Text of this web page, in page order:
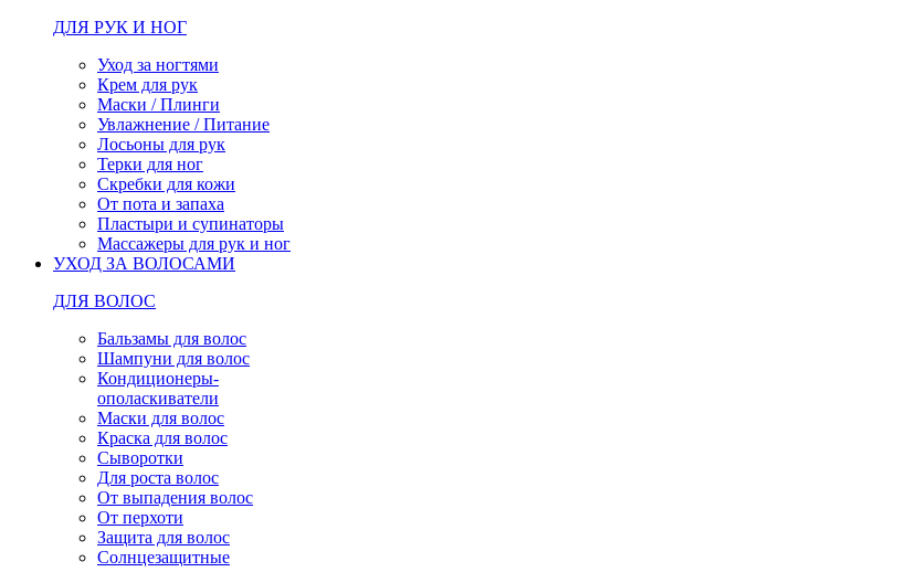
ДЛЯ РУК И НОГ
Уход за ногтями
Крем для рук
Маски / Плинги
Увлажнение / Питание
Лосьоны для рук
Терки для ног
Скребки для кожи
От пота и запаха
Пластыри и супинаторы
Массажеры для рук и ног
УХОД ЗА ВОЛОСАМИ
ДЛЯ ВОЛОС
Бальзамы для волос
Шампуни для волос
Кондиционеры-
ополаскиватели
Маски для волос
Краска для волос
Сыворотки
Для роста волос
От выпадения волос
От перхоти
Защита для волос
Солнцезащитные